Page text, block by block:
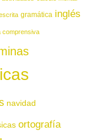
gramática inglés
comprensiva
navidad
ortografía